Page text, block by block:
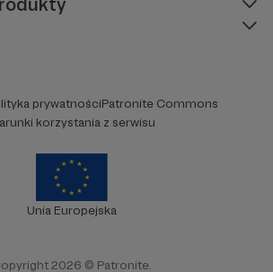
prywatnościPatronite Commons
korzystania z serwisu
Unia Europejska
2026 © Patronite.